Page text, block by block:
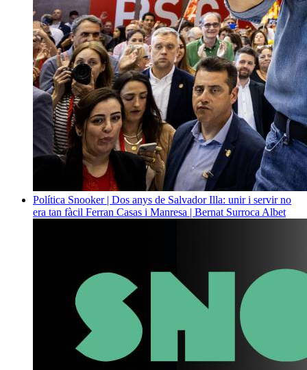
Política Snooker | Dos anys de Salvador Illa: unir i servir no
era tan fàcil Ferran Casas i Manresa | Bernat Surroca Albet